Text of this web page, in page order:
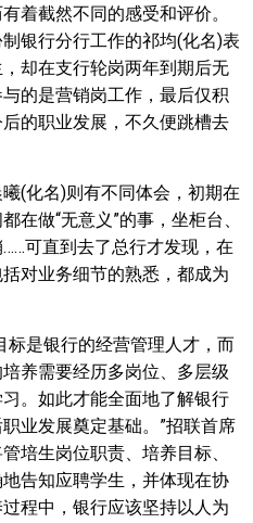
着截然不同的感受和评价。
银行分行工作的祁均(化名)表
却在支行轮岗两年到期后无
的是营销岗工作，最后仅积
的职业发展，不久便跳槽去
(化名)则有不同体会，初期在
在做“无意义”的事，坐柜台、
可直到去了总行才发现，在
对业务细节的熟悉，都成为
标是银行的经营管理人才，而
养需要经历多岗位、多层级
。如此才能全面地了解银行
业发展奠定基础。”招联首席
培生岗位职责、培养目标、
告知应聘学生，并体现在协
程中，银行应该坚持以人为